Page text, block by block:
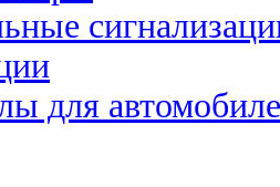
для